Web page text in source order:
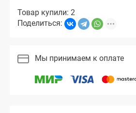
Товар купили: 2
Поделиться:
Мы принимаем к оплате